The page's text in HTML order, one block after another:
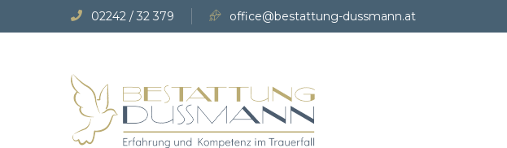
02242 / 32 379 office@bestattung-dussmann.at